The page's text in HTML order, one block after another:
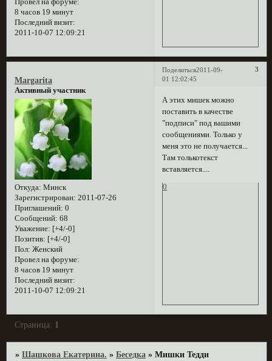
Провел на форуме:
8 часов 19 минут
Последний визит:
2011-10-07 12:09:21
Поделиться 3
2011-09-
01 12:02:45
Margarita
Активный участник
Откуда: Минск
Зарегистрирован: 2011-07-26
Приглашений: 0
Сообщений: 68
Уважение: [+4/-0]
Позитив: [+4/-0]
Пол: Женский
Провел на форуме:
8 часов 19 минут
Последний визит:
2011-10-07 12:09:21
А этих мишек можно
поставить в качестве
"подписи" под вашими
сообщениями. Только у
меня это не получается...
Там толькотекст
вставляется....
0
Страница: 1
»Шашкова Екатерина. »Беседка »Мишки Тедди